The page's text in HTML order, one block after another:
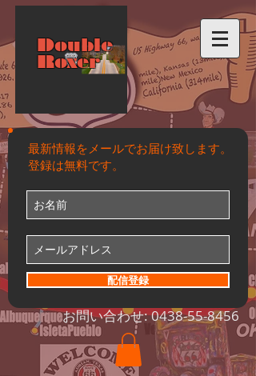
Double
Roxer
お問い合わせ:0438-55-8456
最新情報をメールでお届け致します。
登録は無料です。
配信登録